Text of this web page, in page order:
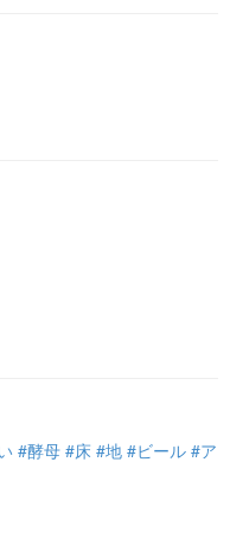
#酵母 #床 #地 #ビール #ア